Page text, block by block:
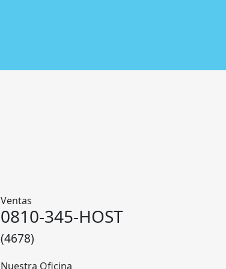
Ventas
0810-345-HOST
(4678)
Nuestra Oficina